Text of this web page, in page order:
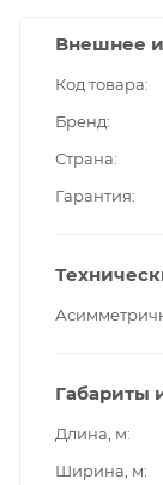
Внешнее
Код товара
Бренд
Страна
Гарантия
Габариты
Длина, м
Ширина, м